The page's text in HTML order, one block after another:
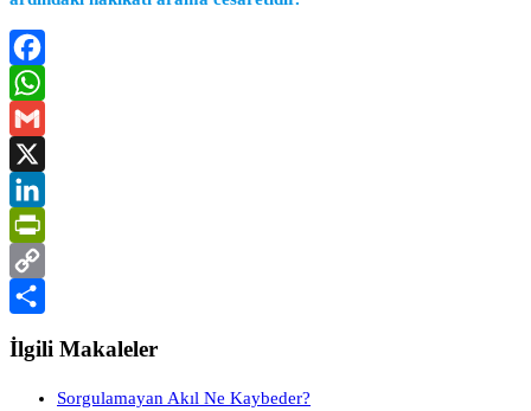
Facebook
WhatsApp
Gmail
X
LinkedIn
PrintFriendly
Copy
Link
Share
İlgili Makaleler
Sorgulamayan Akıl Ne Kaybeder?